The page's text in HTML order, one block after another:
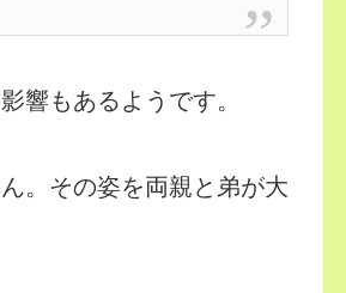
響もあるようです。
。その姿を両親と弟が大